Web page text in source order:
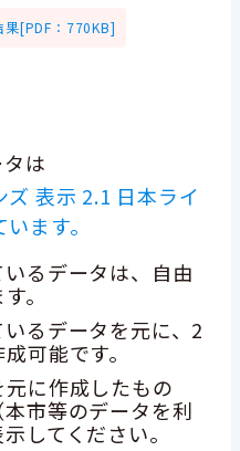
果[PDF：770KB]
は
表示 2.1 日本ライ
ます。
るデータは、自由
。
るデータを元に、2
可能です。
に作成したもの
市等のデータを利
してください。